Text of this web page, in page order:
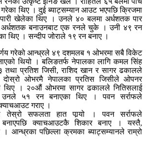
थिए । दुई ब्याट्सम्यान आउट भएपछि क्रिजमा
पारी खेलेका थिए । उनले ४० बलमा अर्धशतक पार
अर्धशतक बनाउनबाट एक रनले चुके । उनी ४९ रन
थिए । सन्दीप जोराले १९ रन बनाए ।
गरेको आन्ध्रले ४९ दशमलब १ ओभरमा सबै विकेट
थियो । बलिङतर्फ नेपालका लागि कमल सिंह
तथा प्रतिश जिसी, राशिद खान र सागर ढकालले
ओभरमै नेपालका प्रतिस जिसीले ओपनर
थिए । २०औं ओभरमा सागर ढकालले नितिसलाई
५१ रन बनाएका थिए । पवन सर्राफले
गराए ।
सफलता हात पार्‍यो । पवन सर्राफले
क्याचआउटकै शिकार बनाए । यस्तै,
आन्ध्रका पछिल्ला क्रमका ब्याट्सम्यानले राम्रो